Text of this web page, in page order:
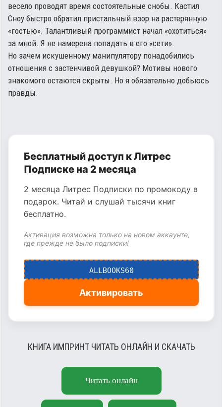
весело проводят время состоятельные снобы. Кастил
Сноу быстро обратил пристальный взор на растерянную
«гостью». Талантливый программист начал «охотиться»
за мной. Я не намерена попадать в его «сети».
Но зачем искушенному манипулятору понадобились
отношения с застенчивой девушкой? Мотивы нового
знакомого остаются скрыты. Но я обязательно добьюсь
правды.
Бесплатный доступ к Литрес
Подписке на 2 месяца
2 месяца Литрес Подписки по промокоду в
подарок. Читай и слушай тысячи книг
бесплатно.
Активация возможна только на новом аккаунте,
где прежде не было подписки!
ALLBOOKS60
Активировать
КНИГА ИМПРИНТ ЧИТАТЬ ОНЛАЙН И СКАЧАТЬ
Читать онлайн